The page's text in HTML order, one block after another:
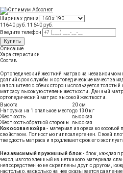
Ширина х длина
11640 руб. 11640 руб.
Введите телефон
Купить
Описание
Характеристики
Состав
Ортопедический жесткий матрас на независимом
долгий срок службы и ортопедические качества
наполнителя с обеих сторон используется
матрасу высокую степень жесткости. Данный
ортопедический матрас высокой жесткости.
Высота
20 см
Нагрузка на 1 спальное местодо 130 кг
Жесткость
высокая
Жесткость обратной стороны
высокая
Кокосовая койра- материал из ореха
свойством. Полностью гиппоалергенен. Своей
твердость матраса и продлевает срок его
Независимый пружинный блок- блок, каждая
чехол, изготовленный из нетканого материала
непосредственно не скреплены друг с другом,
настолько, насколько на нее оказывается